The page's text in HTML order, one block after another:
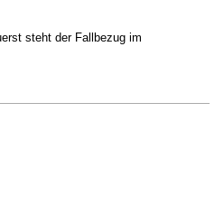
steht der Fallbezug im